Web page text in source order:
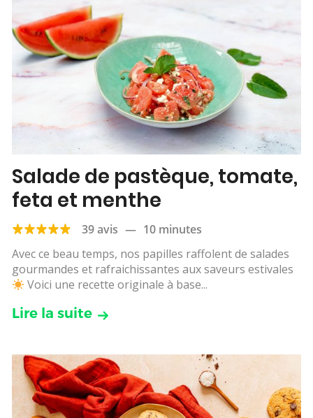
Salade de pastèque, tomate,
feta et menthe
39 avis — 10 minutes
Avec ce beau temps, nos papilles raffolent de salades
gourmandes et rafraichissantes aux saveurs estivales
Voici une recette originale à base...
Lire la suite